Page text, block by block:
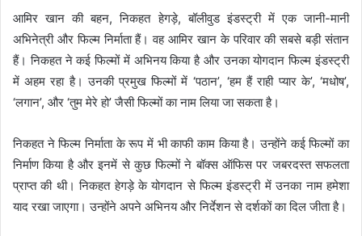
आमिर खान की बहन, निकहत हेगड़े, बॉलीवुड इंडस्ट्री में एक जानी-मानी
अभिनेत्री और फिल्म निर्माता हैं। वह आमिर खान के परिवार की सबसे बड़ी संतान
हैं। निकहत ने कई फिल्मों में अभिनय किया है और उनका योगदान फिल्म इंडस्ट्री
में अहम रहा है। उनकी प्रमुख फिल्मों में ‘पठान’, ‘हम हैं राही प्यार के’, ‘मधोष’,
‘लगान’, और ‘तुम मेरे हो’ जैसी फिल्मों का नाम लिया जा सकता है।
निकहत ने फिल्म निर्माता के रूप में भी काफी काम किया है। उन्होंने कई फिल्मों का
निर्माण किया है और इनमें से कुछ फिल्मों ने बॉक्स ऑफिस पर जबरदस्त सफलता
प्राप्त की थी। निकहत हेगड़े के योगदान से फिल्म इंडस्ट्री में उनका नाम हमेशा
याद रखा जाएगा। उन्होंने अपने अभिनय और निर्देशन से दर्शकों का दिल जीता है।